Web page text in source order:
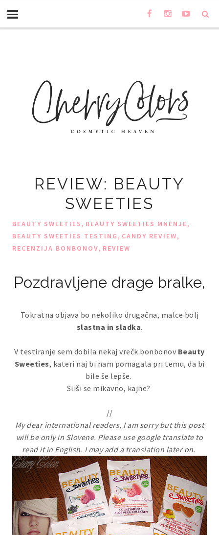
REVIEW: BEAUTY
SWEETIES
BEAUTY SWEETIES, BEAUTY SWEETIES MNENJE,
BEAUTY SWEETIES TESTING, CANDY REVIEW,
RECENZIJA BONBONOV, REVIEW
Pozdravljene drage bralke,
Tokratna objava bo nekoliko drugačna, malce bolj
slastna in sladka.
V testiranje sem dobila nekaj vrečk bonbonov Beauty
Sweeties, kateri naj bi nam pomagala pri temu, da bi
bile še lepše.
Sliši se mikavno, kajne?
//
My dear international readers, I am sorry but this post
will be only in Slovene. Please use google translate to
read it in English. I may add a translation later on.